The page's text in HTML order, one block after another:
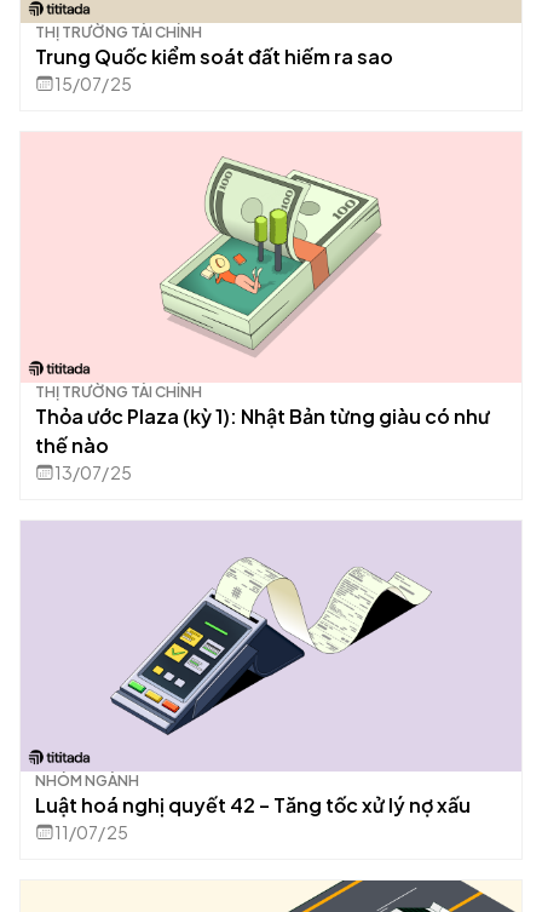
THỊ TRƯỜNG TÀI CHÍNH
Trung Quốc kiểm soát đất hiếm ra sao
15/07/25
THỊ TRƯỜNG TÀI CHÍNH
Thỏa ước Plaza (kỳ 1): Nhật Bản từng giàu có như
thế nào
13/07/25
NHÓM NGÀNH
Luật hoá nghị quyết 42 – Tăng tốc xử lý nợ xấu
11/07/25